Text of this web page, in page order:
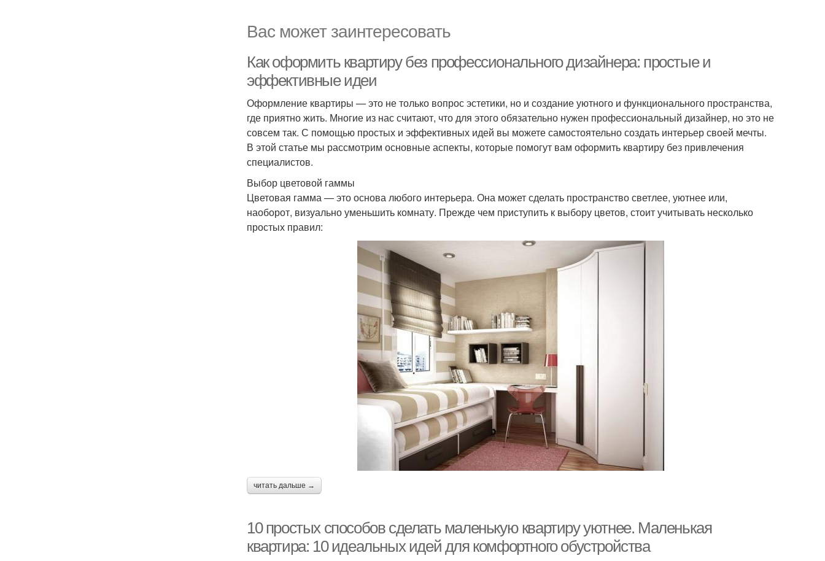
Вас может заинтересовать
Как оформить квартиру без профессионального дизайнера: простые и
эффективные идеи
Оформление квартиры — это не только вопрос эстетики, но и создание уютного и функционального пространства,
где приятно жить. Многие из нас считают, что для этого обязательно нужен профессиональный дизайнер, но это не
совсем так. С помощью простых и эффективных идей вы можете самостоятельно создать интерьер своей мечты.
В этой статье мы рассмотрим основные аспекты, которые помогут вам оформить квартиру без привлечения
специалистов.
Выбор цветовой гаммы
Цветовая гамма — это основа любого интерьера. Она может сделать пространство светлее, уютнее или,
наоборот, визуально уменьшить комнату. Прежде чем приступить к выбору цветов, стоит учитывать несколько
простых правил:
читать дальше →
10 простых способов сделать маленькую квартиру уютнее. Маленькая
квартира: 10 идеальных идей для комфортного обустройства